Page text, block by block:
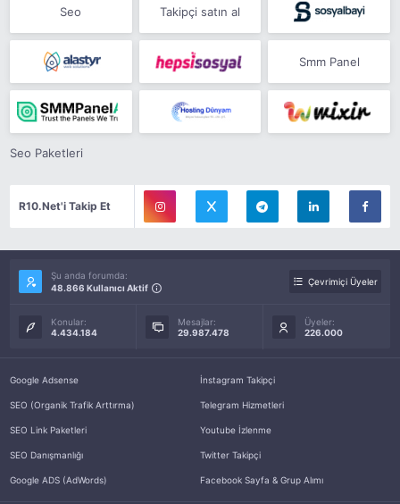
Seo Takipçi satın al
Smm Panel
Seo Paketleri
R10.Net'i Takip Et
Şu anda forumda:
48.866 Kullanıcı Aktif
Çevrimiçi Üyeler
Konular:
4.434.184
Mesajlar:
29.987.478
Üyeler:
226.000
Google Adsense
SEO (Organik Trafik Arttırma)
SEO Link Paketleri
SEO Danışmanlığı
Google ADS (AdWords)
İnstagram Takipçi
Telegram Hizmetleri
Youtube İzlenme
Twitter Takipçi
Facebook Sayfa & Grup Alımı